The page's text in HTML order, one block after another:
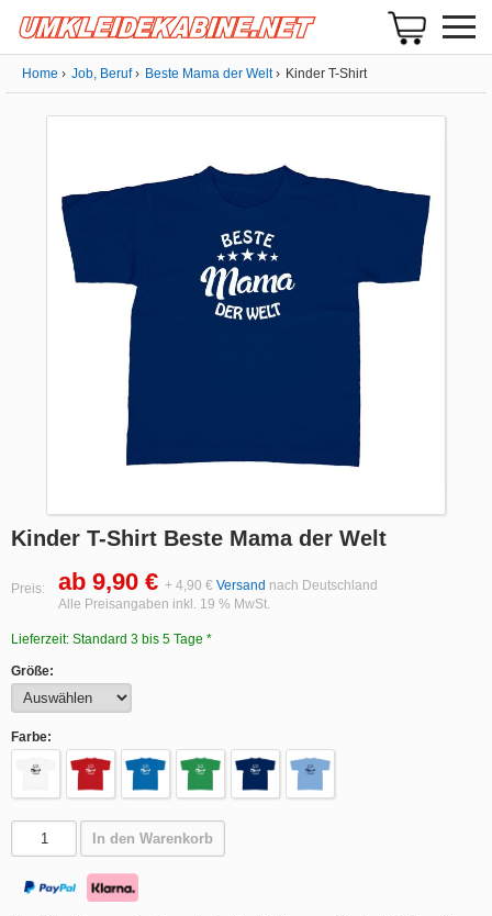
Home Job, Beruf Beste Mama der Welt Kinder T-Shirt
Kinder T-Shirt Beste Mama der Welt
Preis: ab 9,90 € + 4,90 € Versand nach Deutschland
Alle Preisangaben inkl. 19 % MwSt.
Lieferzeit: Standard 3 bis 5 Tage *
Größe:
Farbe:
In den Warenkorb